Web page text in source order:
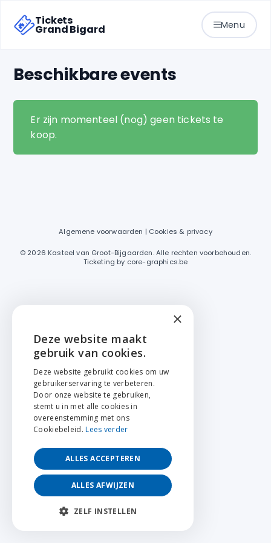
Tickets
Grand Bigard Menu
Beschikbare events
Er zijn momenteel (nog) geen tickets te
koop.
Algemene voorwaarden | Cookies & privacy
© 2026 Kasteel van Groot-Bijgaarden. Alle rechten voorbehouden.
Ticketing by core-graphics.be
ENGLISH
FRANÇAIS
×
Deze website maakt
gebruik van cookies.
Deze website gebruikt cookies om uw
gebruikerservaring te verbeteren.
Door onze website te gebruiken,
stemt u in met alle cookies in
overeenstemming met ons
Cookiebeleid. Lees verder
ALLES ACCEPTEREN
ALLES AFWIJZEN
ZELF INSTELLEN